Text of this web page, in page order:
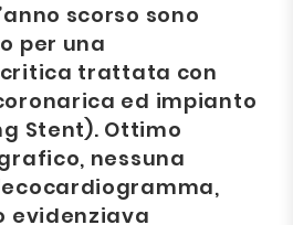
scorso sono
per una
trattata con
ed impianto
Stent). Ottimo
nessuna
evidenziava